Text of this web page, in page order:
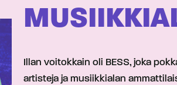
Illan voitokkain oli BESS, joka
artisteja ja musiikkialan